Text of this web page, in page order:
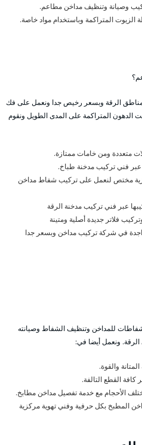
وصيانة وتنظيف مداخن مطاعم.
المتراكمة وباستخدام مواد خاصة.
الرقة وبسعر رخيص جدا ونعمل على فك
الدهون المتراكمة على المدى الطويل ونقوم
متعددة ومن خامات ممتازة.
عبر فني تركيب مدخنة طباخ.
مختص لنعمل على تركيب شفاط مداخن
عبر فني تركيب مدخنة الرقة
فلاتر جديدة أصلية ومتينة
في شركة تركيب مداخن وبسعر جدا
للمداخن وتنظيف الشفاط وصيانته
ونعمل أيضا في:
والقوة.
القطع التالفة.
الأحجام مع خدمة تفصيل مداخن مطابخ.
المطبخ بكل حرفية وفني تهوية مركزية